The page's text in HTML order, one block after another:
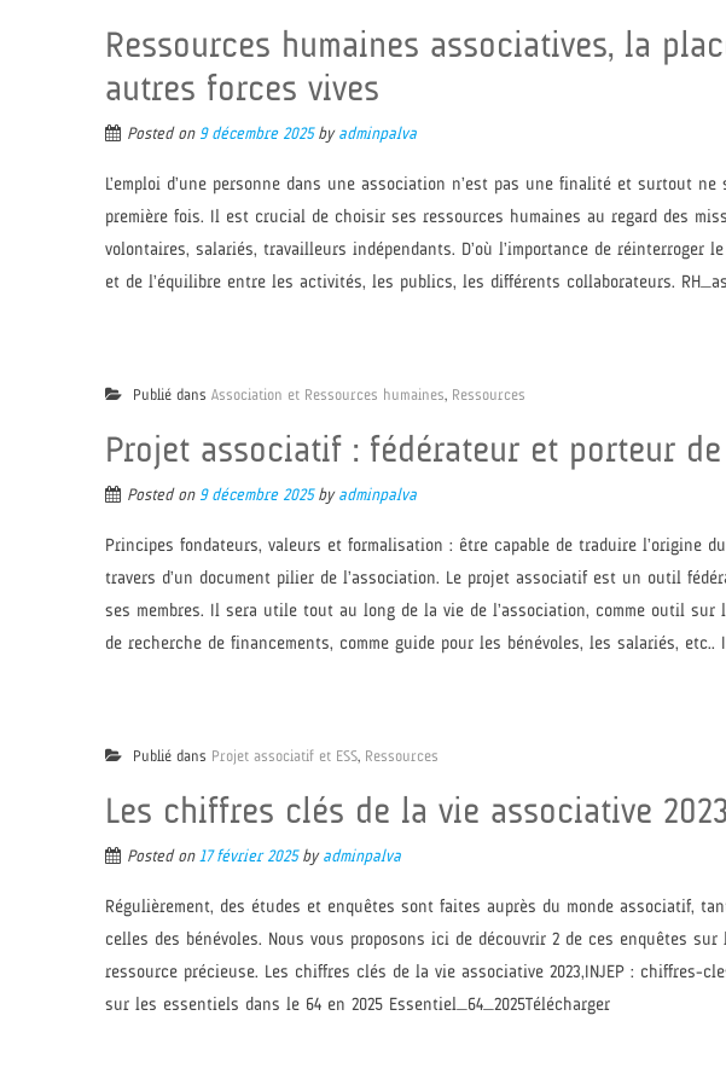
Ressources humaines associatives, la
autres forces vives
Posted on 9 décembre 2025by adminpalva
L’emploi d’une personne dans une association n’est pas une finalité et surtout ne
première fois. Il est crucial de choisir ses ressources humaines au regard des
volontaires, salariés, travailleurs indépendants. D’où l’importance de réinterroger
et de l’équilibre entre les activités, les publics, les différents collaborateurs.
Publié dans Association et Ressources humaines, Ressources
Projet associatif : fédérateur et porteur
Posted on 9 décembre 2025by adminpalva
Principes fondateurs, valeurs et formalisation : être capable de traduire l’origine
travers d’un document pilier de l’association. Le projet associatif est un outil
ses membres. Il sera utile tout au long de la vie de l’association, comme outil sur
de recherche de financements, comme guide pour les bénévoles, les salariés, etc..
Publié dans Projet associatif et ESS, Ressources
Les chiffres clés de la vie associative
Posted on 17 février 2025by adminpalva
Régulièrement, des études et enquêtes sont faites auprès du monde associatif,
celles des bénévoles. Nous vous proposons ici de découvrir 2 de ces enquêtes
ressource précieuse. Les chiffres clés de la vie associative 2023, INJEP : chiffres-
sur les essentiels dans le 64 en 2025 Essentiel_64_2025Télécharger